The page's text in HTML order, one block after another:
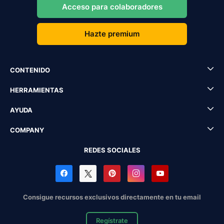
Acceso para colaboradores
Hazte premium
CONTENIDO
HERRAMIENTAS
AYUDA
COMPANY
REDES SOCIALES
Consigue recursos exclusivos directamente en tu email
Regístrate